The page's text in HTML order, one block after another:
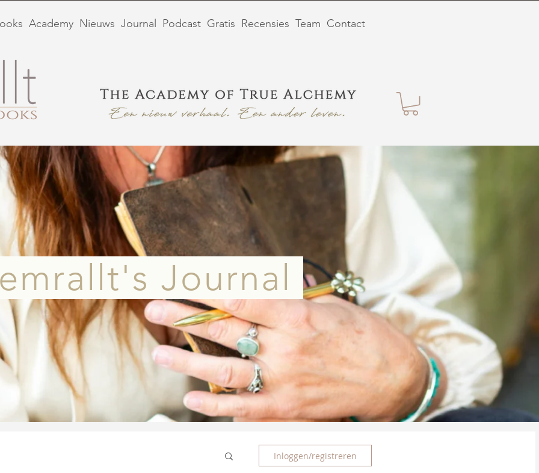
Academy Nieuws Journal Podcast Gratis Recensies Team Contact
Journal
Inloggen/registreren